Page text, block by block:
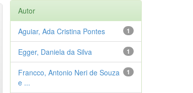
Autor
1
Aguiar, Ada Cristina Pontes
1
Egger, Daniela da Silva
1
Francco, Antonio Neri de Souza
e ...